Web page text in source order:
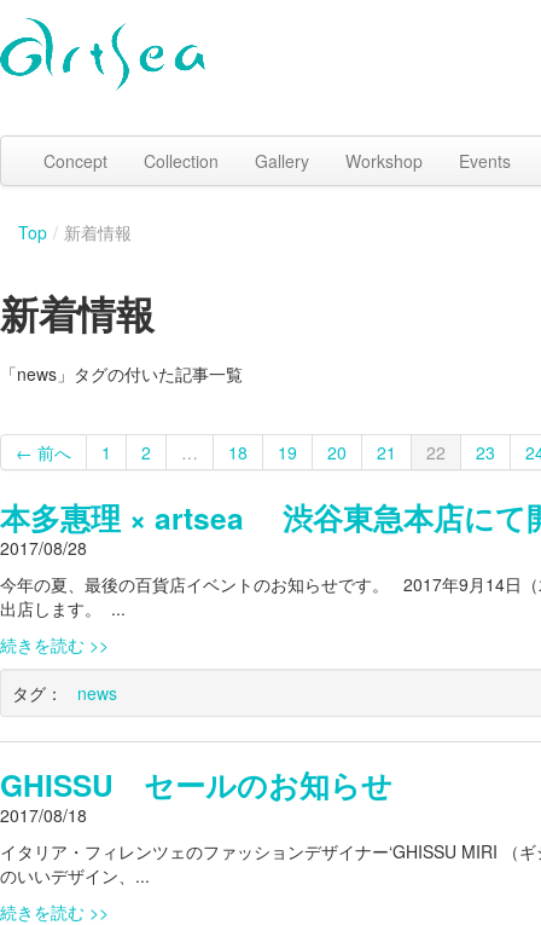
Concept Collection Gallery Workshop Events
Top / 新着情報
新着情報
「news」タグの付いた記事一覧
← 前へ 1 2 … 18 19 20 21 22 23
本多惠理 × artsea 渋谷東急本店にて
2017/08/28
今年の夏、最後の百貨店イベントのお知らせです。 2017年9月14日
出店します。 ...
続きを読む
タグ：
news
GHISSU セールのお知らせ
2017/08/18
イタリア・フィレンツェのファッションデザイナー‘GHISSU MIRI （
のいいデザイン、...
続きを読む